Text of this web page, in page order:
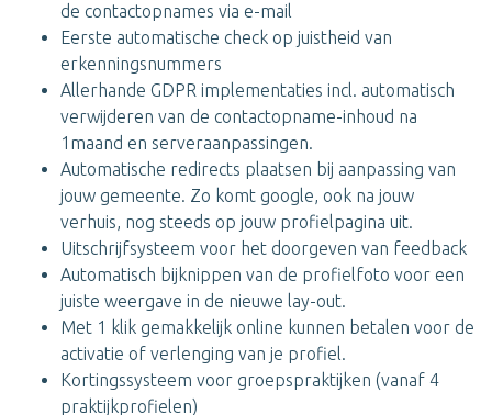
de contactopnames via e-mail
Eerste automatische check op juistheid van
erkenningsnummers
Allerhande GDPR implementaties incl. automatisch
verwijderen van de contactopname-inhoud na
1maand en serveraanpassingen.
Automatische redirects plaatsen bij aanpassing van
jouw gemeente. Zo komt google, ook na jouw
verhuis, nog steeds op jouw profielpagina uit.
Uitschrijfsysteem voor het doorgeven van feedback
Automatisch bijknippen van de profielfoto voor een
juiste weergave in de nieuwe lay-out.
Met 1 klik gemakkelijk online kunnen betalen voor de
activatie of verlenging van je profiel.
Kortingssysteem voor groepspraktijken (vanaf 4
praktijkprofielen)